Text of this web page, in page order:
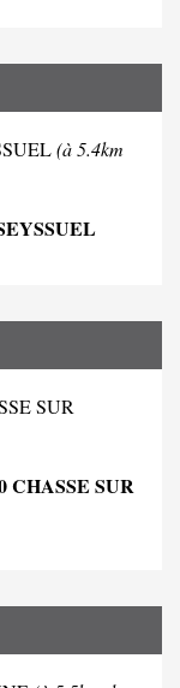
(à 5.4km
SUR
CHASSE SUR